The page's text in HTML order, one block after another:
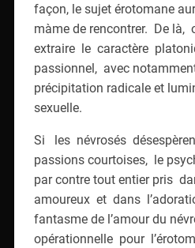
façon, le sujet érotomane
màme de rencontrer. De là,
extraire le caractère
passionnel, avec
précipitation radicale et
sexuelle.
Si les névrosés
passions courtoises, le
par contre tout entier pris
amoureux et dans
fantasme de l’amour du
opérationnelle pour